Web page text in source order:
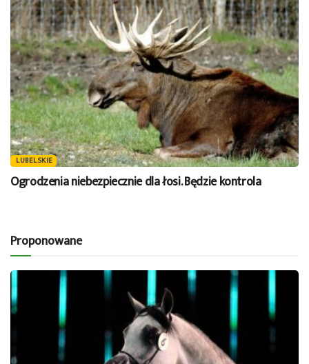
LUBELSKIE
Ogrodzenia niebezpiecznie dla łosi. Będzie kontrola
Proponowane